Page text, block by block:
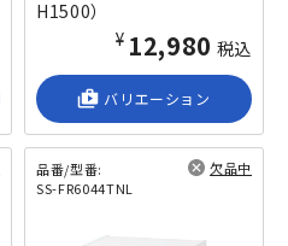
H1500）
¥12,980 税込
shop_2 バリエーション
品番/型番:
SS-FR6044TNL
欠品中